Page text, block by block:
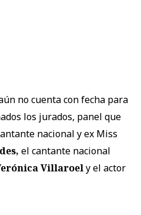
no cuenta con fecha para
los jurados, panel que
nacional y ex Miss
el cantante nacional
Villaroely el actor